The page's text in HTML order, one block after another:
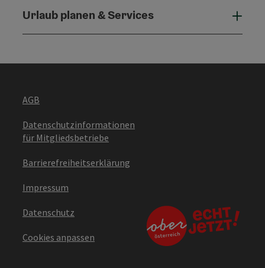
Urlaub planen & Services
AGB
Datenschutzinformationen
für Mitgliedsbetriebe
Barrierefreiheitserklärung
Impressum
Datenschutz
Cookies anpassen